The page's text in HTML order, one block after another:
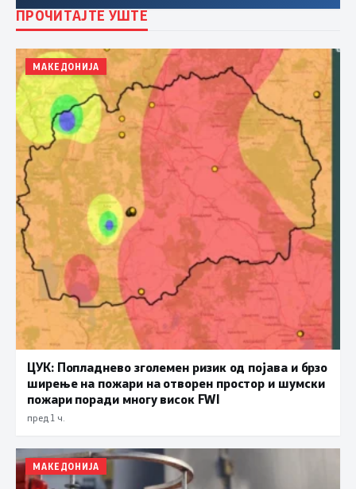
ПРОЧИТАЈТЕ УШТЕ
МАКЕДОНИЈА
ЦУК: Попладнево зголемен ризик од појава и брзо
ширење на пожари на отворен простор и шумски
пожари поради многу висок FWI
пред 1 ч.
МАКЕДОНИЈА